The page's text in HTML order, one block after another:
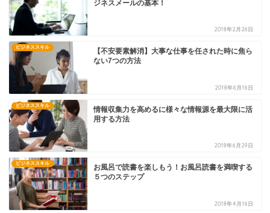
ジネスメールの基本！
2018年2月26日
ビジネススキル
【不安要素解消】大事な仕事を任された時に焦ら
ない7つの方法
2018年6月16日
ビジネススキル
情報収集力を高めるに様々な情報源を最大限に活
用する方法
2018年6月29日
ビジネススキル
お風呂で読書を楽しもう！お風呂読書を満喫する
５つのステップ
2018年4月16日